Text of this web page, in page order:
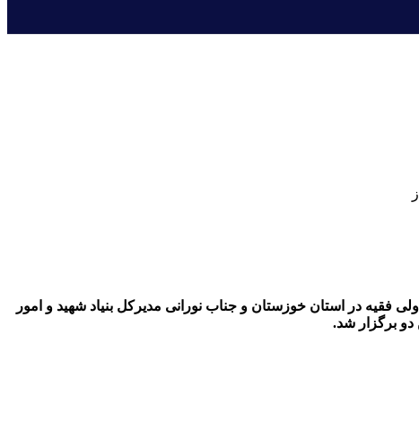
در استان خوزستان و جناب نورانی مدیرکل بنیاد شهید و امور
دو برگزار شد.